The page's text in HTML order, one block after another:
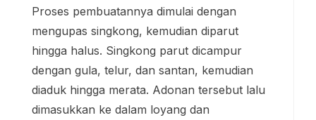
Proses pembuatannya dimulai dengan
mengupas singkong, kemudian diparut
hingga halus. Singkong parut dicampur
dengan gula, telur, dan santan, kemudian
diaduk hingga merata. Adonan tersebut lalu
dimasukkan ke dalam loyang dan